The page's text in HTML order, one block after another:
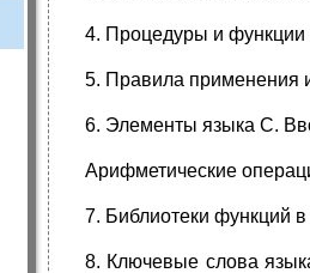
4. Процедуры и функции
5. Правила применения
6. Элементы языка С.
Арифметические
7. Библиотеки функций
8. Ключевые слова